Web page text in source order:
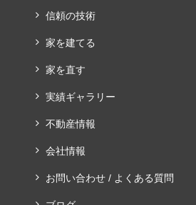
信頼の技術
家を建てる
家を直す
実績ギャラリー
不動産情報
会社情報
お問い合わせ / よくある質問